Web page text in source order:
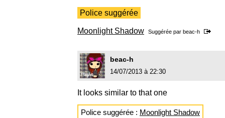
Police suggérée
Moonlight Shadow Suggérée par beac-h
beac-h
14/07/2013 à 22:30
It looks similar to that one
Police suggérée : Moonlight Shadow